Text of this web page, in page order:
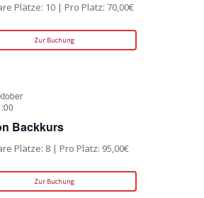
Plätze: 10 | Pro Platz: 70,00€
Zur Buchung
Backkurs
Plätze: 8 | Pro Platz: 95,00€
Zur Buchung